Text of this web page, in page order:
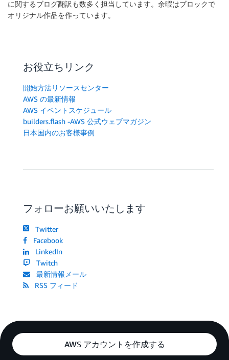
に関するブログ翻訳も数多く担当しています。余暇はブロックで
オリジナル作品を作っています。
お役立ちリンク
開始方法リソースセンター
AWS の最新情報
AWS イベントスケジュール
builders.flash -AWS 公式ウェブマガジン
日本国内のお客様事例
フォローお願いいたします
Twitter
Facebook
LinkedIn
Twitch
最新情報メール
RSS フィード
AWS アカウントを作成する